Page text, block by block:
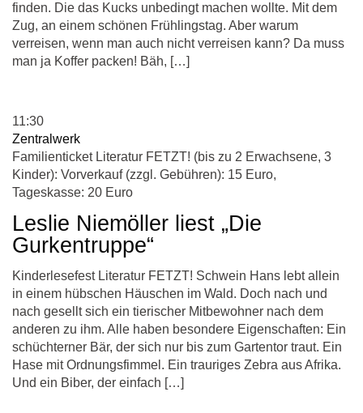
finden. Die das Kucks unbedingt machen wollte. Mit dem
Zug, an einem schönen Frühlingstag. Aber warum
verreisen, wenn man auch nicht verreisen kann? Da muss
man ja Koffer packen! Bäh, […]
11:30
Zentralwerk
Familienticket Literatur FETZT! (bis zu 2 Erwachsene, 3
Kinder): Vorverkauf (zzgl. Gebühren): 15 Euro,
Tageskasse: 20 Euro
Leslie Niemöller liest „Die
Gurkentruppe“
Kinderlesefest Literatur FETZT! Schwein Hans lebt allein
in einem hübschen Häuschen im Wald. Doch nach und
nach gesellt sich ein tierischer Mitbewohner nach dem
anderen zu ihm. Alle haben besondere Eigenschaften: Ein
schüchterner Bär, der sich nur bis zum Gartentor traut. Ein
Hase mit Ordnungsfimmel. Ein trauriges Zebra aus Afrika.
Und ein Biber, der einfach […]